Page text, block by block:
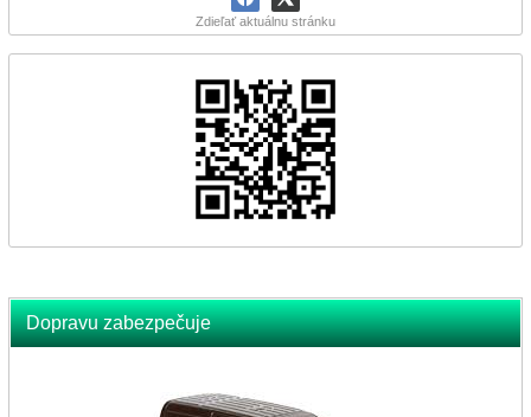
Zdieľať aktuálnu stránku
Dopravu zabezpečuje